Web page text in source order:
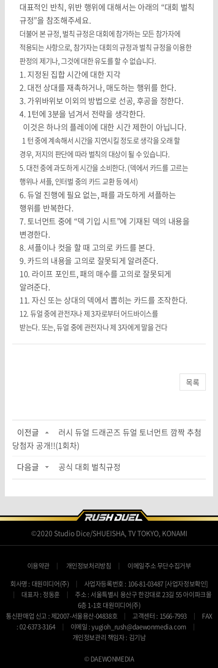
대표적인 반칙,위반 행위에 대해서는 아래의 “대회 벌칙
규정”을 참조해주세요.
더불어 본 규정,벌칙 규정은 대회에 참가하는 모든 참가자에
적용되는 사항으로, 참가자는 대회의 규정과 벌칙 규정을 이용한
판정의 제기나,그것에 대한 유도를 할 수 없습니다.
1. 지정된 집합 시간에 대한 지각
2. 대전 상대를 재촉하거나,매도하는 행위를 한다.
3. 가위바위보 이외의 방법으로 선공, 후공을 정한다.
4. 1턴에 3분을 넘겨서 전략을 생각한다.
이것은 하나의 플레이에 대한 시간 제한이 아닙니다.
1 턴 중에 계속해서 시간을 지연시킬 정도로 생각을 오래 할
경우, 저지의 판단에 따라 벌칙의 대상이 될 수 있습니다.
5.대전 중에 과도하게 시간을 소비한다. (덱에서 카드를 고르는
행위나 셔플, 인터벌 중의 카드 교환 등 에서)
6. 듀얼 진행에 필요 없는,패를 과도하게 셔플하는
행위를 반복한다.
7. 토너먼트 중에 “덱 기입 시트”에 기재된 덱의 내용을
변경한다.
8. 셔플이나 컷을 할 때 고의로 카드를 본다.
9. 카드의 내용을 고의로 잘못되게 알려준다.
10. 라이프 포인트,패의 매수를 고의로 잘못되게
알려준다.
11. 자신 또는 상대의 덱에서 뽑히는 카드를 조작한다.
12.듀얼 중에 관전자나 제3자로부터 어드바이스를
받는다.또는,듀얼 중에 관전자나 제3자에게 말을 건다
목록
이전글
러시 듀얼 드래곤즈 듀얼 토너먼트 깜짝 추첨
당첨자 공개!!(1회차)
다음글
공식 대회 벌칙규정
©2020 Studio Dice/SHUEISHA, TV TOKYO, KONAMI
이용약관 개인정보처리방침
이메일주소 무단수집거부
회사명 : 대원미디어(주)
사업자등록번호 : 106-81-03487 [사업자정보확인]
대표자 : 정동훈
주소 : 서울특별시 용산구 한강대로 23길 55 아이파크몰
6층 1-1호 대원미디어(주)
통신판매업 신고 : 제2007-서울용산-04838호
고객센터 : 1566-7993
FAX
: 02-6373-3164
이메일 : yugioh_rush@daewonmedia.com
개인정보관리 책임자 : 김기남
© DAEWONMEDIA